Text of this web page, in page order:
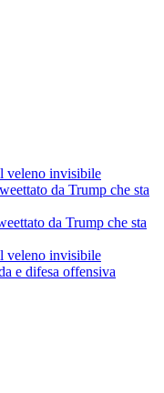
veleno invisibile
da Trump che sta
da Trump che sta
veleno invisibile
e difesa offensiva